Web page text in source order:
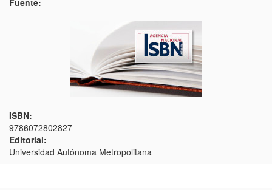
Fuente:
ISBN:
9786072802827
Editorial:
Universidad Autónoma Metropolitana